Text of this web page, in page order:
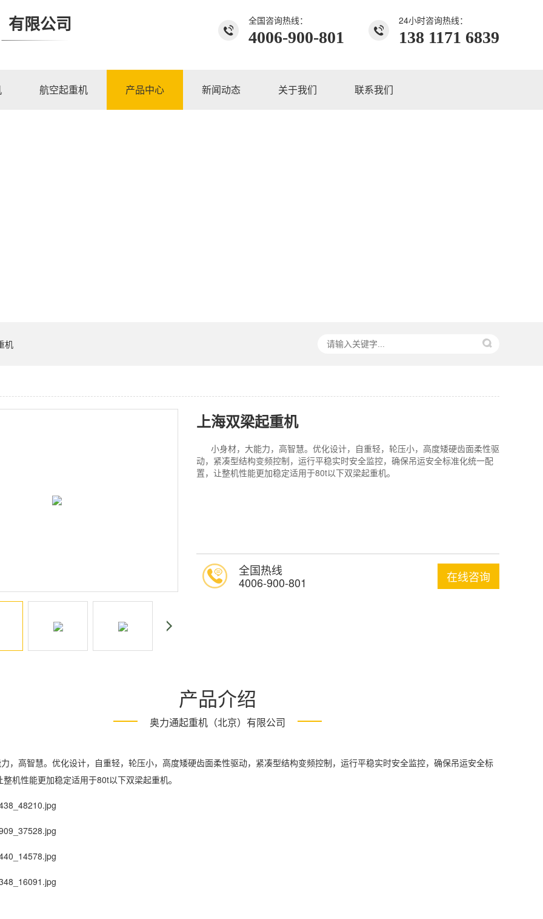
有限公司 24小时咨询热线：
138 1171 6839
全国咨询热线：
4006-900-801
航空起重机 产品中心 新闻动态 关于我们 联系我们
机
上海双梁起重机
小身材，大能力，高智慧。优化设计，自重轻，轮压小，高度矮硬齿面柔性驱
动，紧凑型结构变频控制，运行平稳实时安全监控，确保吊运安全标准化统一配
置，让整机性能更加稳定适用于80t以下双梁起重机。
在线咨询
全国热线
4006-900-801
产品介绍
奥力通起重机（北京）有限公司
高智慧。优化设计，自重轻，轮压小，高度矮硬齿面柔性驱动，紧凑型结构变频控制，运行平稳实时安全监控，确保吊运安全标
机性能更加稳定适用于80t以下双梁起重机。